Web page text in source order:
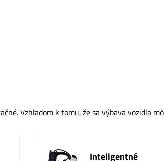
Vzhľadom k tomu, že sa výbava vozidla
Inteligentné